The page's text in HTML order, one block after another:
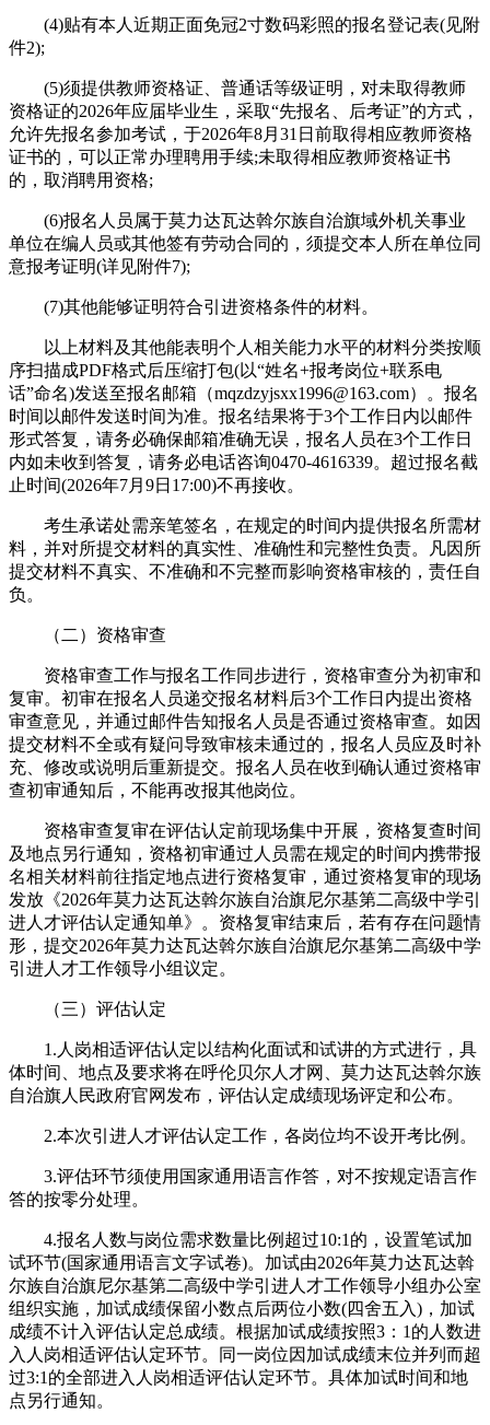
(4)贴有本人近期正面免冠2寸数码彩照的报名登记表(见附
件2);
(5)须提供教师资格证、普通话等级证明，对未取得教师
资格证的2026年应届毕业生，采取“先报名、后考证”的方式，
允许先报名参加考试，于2026年8月31日前取得相应教师资格
证书的，可以正常办理聘用手续;未取得相应教师资格证书
的，取消聘用资格;
(6)报名人员属于莫力达瓦达斡尔族自治旗域外机关事业
单位在编人员或其他签有劳动合同的，须提交本人所在单位同
意报考证明(详见附件7);
(7)其他能够证明符合引进资格条件的材料。
以上材料及其他能表明个人相关能力水平的材料分类按顺
序扫描成PDF格式后压缩打包(以“姓名+报考岗位+联系电
话”命名)发送至报名邮箱（mqzdzyjsxx1996@163.com）。报名
时间以邮件发送时间为准。报名结果将于3个工作日内以邮件
形式答复，请务必确保邮箱准确无误，报名人员在3个工作日
内如未收到答复，请务必电话咨询0470-4616339。超过报名截
止时间(2026年7月9日17:00)不再接收。
考生承诺处需亲笔签名，在规定的时间内提供报名所需材
料，并对所提交材料的真实性、准确性和完整性负责。凡因所
提交材料不真实、不准确和不完整而影响资格审核的，责任自
负。
（二）资格审查
资格审查工作与报名工作同步进行，资格审查分为初审和
复审。初审在报名人员递交报名材料后3个工作日内提出资格
审查意见，并通过邮件告知报名人员是否通过资格审查。如因
提交材料不全或有疑问导致审核未通过的，报名人员应及时补
充、修改或说明后重新提交。报名人员在收到确认通过资格审
查初审通知后，不能再改报其他岗位。
资格审查复审在评估认定前现场集中开展，资格复查时间
及地点另行通知，资格初审通过人员需在规定的时间内携带报
名相关材料前往指定地点进行资格复审，通过资格复审的现场
发放《2026年莫力达瓦达斡尔族自治旗尼尔基第二高级中学引
进人才评估认定通知单》。资格复审结束后，若有存在问题情
形，提交2026年莫力达瓦达斡尔族自治旗尼尔基第二高级中学
引进人才工作领导小组议定。
（三）评估认定
1.人岗相适评估认定以结构化面试和试讲的方式进行，具
体时间、地点及要求将在呼伦贝尔人才网、莫力达瓦达斡尔族
自治旗人民政府官网发布，评估认定成绩现场评定和公布。
2.本次引进人才评估认定工作，各岗位均不设开考比例。
3.评估环节须使用国家通用语言作答，对不按规定语言作
答的按零分处理。
4.报名人数与岗位需求数量比例超过10:1的，设置笔试加
试环节(国家通用语言文字试卷)。加试由2026年莫力达瓦达斡
尔族自治旗尼尔基第二高级中学引进人才工作领导小组办公室
组织实施，加试成绩保留小数点后两位小数(四舍五入)，加试
成绩不计入评估认定总成绩。根据加试成绩按照3：1的人数进
入人岗相适评估认定环节。同一岗位因加试成绩末位并列而超
过3:1的全部进入人岗相适评估认定环节。具体加试时间和地
点另行通知。